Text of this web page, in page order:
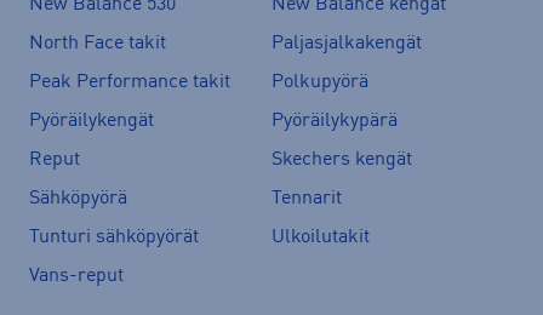
New Balance 530
New Balance kengät
North Face takit
Paljasjalkakengät
Peak Performance takit
Polkupyörä
Pyöräilykengät
Pyöräilykypärä
Reput
Skechers kengät
Sähköpyörä
Tennarit
Tunturi sähköpyörät
Ulkoilutakit
Vans-reput